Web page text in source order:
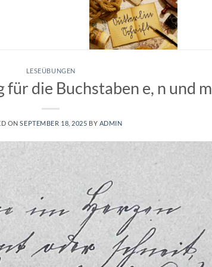
LESEÜBUNGEN
für die Buchstaben e, n und m
ONSEPTEMBER 18, 2025 BY ADMIN